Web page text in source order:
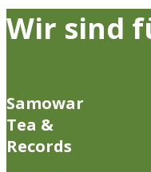
Wir sind
Samowar
Tea &
Records